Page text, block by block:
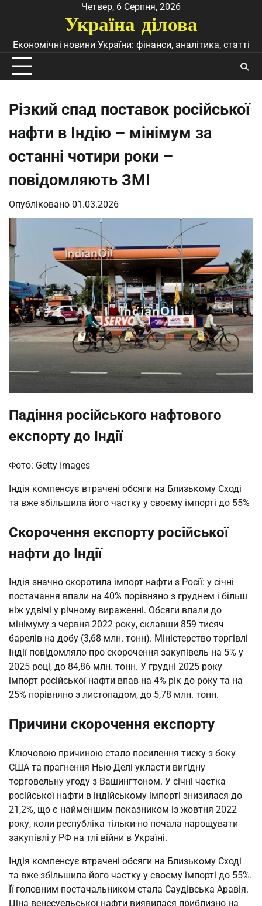
Четвер, 6 Серпня, 2026
Україна ділова
Економічні новини України: фінанси, аналітика, статті
Різкий спад поставок російської
нафти в Індію – мінімум за
останні чотири роки –
повідомляють ЗМІ
Опубліковано 01.03.2026
Падіння російського нафтового
експорту до Індії
Фото: Getty Images
Індія компенсує втрачені обсяги на Близькому Сході
та вже збільшила його частку у своєму імпорті до 55%
Скорочення експорту російської
нафти до Індії
Індія значно скоротила імпорт нафти з Росії: у січні
постачання впали на 40% порівняно з груднем і більш
ніж удвічі у річному вираженні. Обсяги впали до
мінімуму з червня 2022 року, склавши 859 тисяч
барелів на добу (3,68 млн. тонн). Міністерство торгівлі
Індії повідомляло про скорочення закупівель на 5% у
2025 році, до 84,86 млн. тонн. У грудні 2025 року
імпорт російської нафти впав на 4% рік до року та на
25% порівняно з листопадом, до 5,78 млн. тонн.
Причини скорочення експорту
Ключовою причиною стало посилення тиску з боку
США та прагнення Нью-Делі укласти вигідну
торговельну угоду з Вашингтоном. У січні частка
російської нафти в індійському імпорті знизилася до
21,2%, що є найменшим показником із жовтня 2022
року, коли республіка тільки-но почала нарощувати
закупівлі у РФ на тлі війни в Україні.
Індія компенсує втрачені обсяги на Близькому Сході
та вже збільшила його частку у своєму імпорті до 55%.
Її головним постачальником стала Саудівська Аравія.
Ціна венесуельської нафти виявилася приблизно на